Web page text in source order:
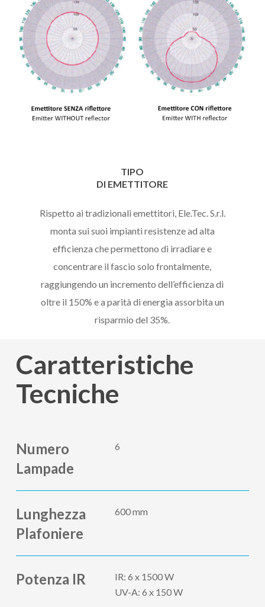
TIPO
DI EMETTITORE
Rispetto ai tradizionali emettitori, Ele.Tec. S.r.l.
monta sui suoi impianti resistenze ad alta
efficienza che permettono di irradiare e
concentrare il fascio solo frontalmente,
raggiungendo un incremento dell’efficienza di
oltre il 150% e a parità di energia assorbita un
risparmio del 35%.
Caratteristiche
Tecniche
Numero
Lampade
6
Lunghezza
Plafoniere
600 mm
Potenza IR
IR: 6 x 1500 W
UV-A: 6 x 150 W